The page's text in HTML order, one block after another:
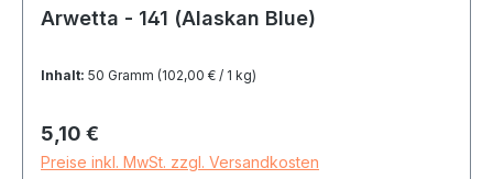
Arwetta - 141 (Alaskan Blue)
Inhalt: 50 Gramm (102,00 € / 1 kg)
Regulärer Preis:
5,10 €
Preise inkl. MwSt. zzgl. Versandkosten